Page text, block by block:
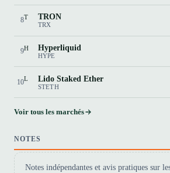
8T TRON
TRX
9H Hyperliquid
HYPE
10L Lido Staked Ether
STETH
Voir tous les marchés
NOTES
Notes indépendantes et avis pratiques sur